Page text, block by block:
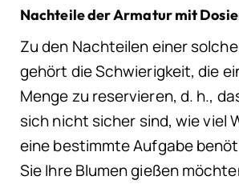
Nachteile der Armatur mit
Zu den Nachteilen einer
gehört die Schwierigkeit, die
Menge zu reservieren, d. h.,
sich nicht sicher sind, wie viel
eine bestimmte Aufgabe
Sie Ihre Blumen gießen